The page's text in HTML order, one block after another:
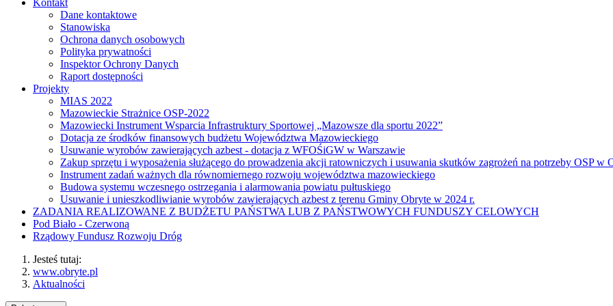
Kontakt
Dane kontaktowe
Stanowiska
Ochrona danych osobowych
Polityka prywatności
Inspektor Ochrony Danych
Raport dostępności
Projekty
MIAS 2022
Mazowieckie Strażnice OSP-2022
Mazowiecki Instrument Wsparcia Infrastruktury Sportowej „Mazowsze dla sportu 2022”
Dotacja ze środków finansowych budżetu Województwa Mazowieckiego
Usuwanie wyrobów zawierających azbest - dotacja z WFOŚiGW w Warszawie
Zakup sprzętu i wyposażenia służącego do prowadzenia akcji ratowniczych i usuwania skutków zagrożeń na potrzeby OSP w
Instrument zadań ważnych dla równomiernego rozwoju województwa mazowieckiego
Budowa systemu wczesnego ostrzegania i alarmowania powiatu pułtuskiego
Usuwanie i unieszkodliwianie wyrobów zawierających azbest z terenu Gminy Obryte w 2024 r.
ZADANIA REALIZOWANE Z BUDŻETU PAŃSTWA LUB Z PAŃSTWOWYCH FUNDUSZY CELOWYCH
Pod Biało - Czerwoną
Rządowy Fundusz Rozwoju Dróg
Jesteś tutaj:
www.obryte.pl
Aktualności